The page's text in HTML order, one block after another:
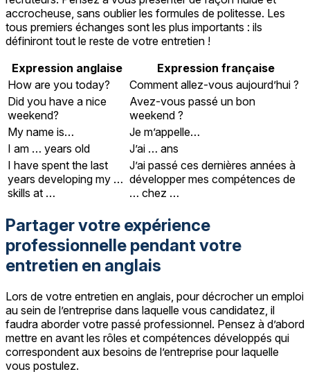
accrocheuse, sans oublier les formules de politesse. Les
tous premiers échanges sont les plus importants : ils
définiront tout le reste de votre entretien !
Expression anglaise
Expression française
How are you today?
Comment allez-vous aujourd’hui ?
Did you have a nice
weekend?
Avez-vous passé un bon
weekend ?
My name is…
Je m’appelle…
I am … years old
J’ai … ans
I have spent the last
years developing my …
skills at …
J’ai passé ces dernières années à
développer mes compétences de
… chez …
Partager votre expérience
professionnelle pendant votre
entretien en anglais
Lors de votre entretien en anglais, pour décrocher un emploi
au sein de l’entreprise dans laquelle vous candidatez, il
faudra aborder votre passé professionnel. Pensez à d’abord
mettre en avant les rôles et compétences développés qui
correspondent aux besoins de l’entreprise pour laquelle
vous postulez.